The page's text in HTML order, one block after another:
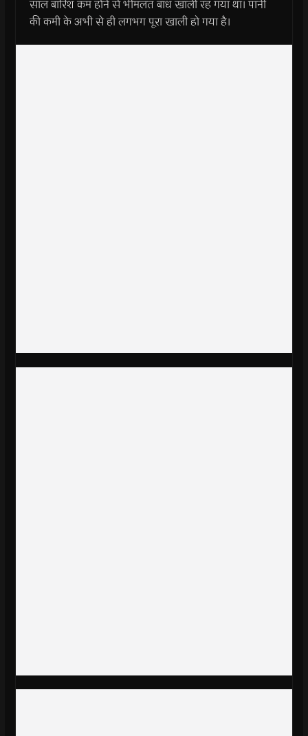
साल बारिश कम होने से भीमलत बांध खाली रह गया था। पानी
की कमी के अभी से ही लगभग पूरा खाली हो गया है।